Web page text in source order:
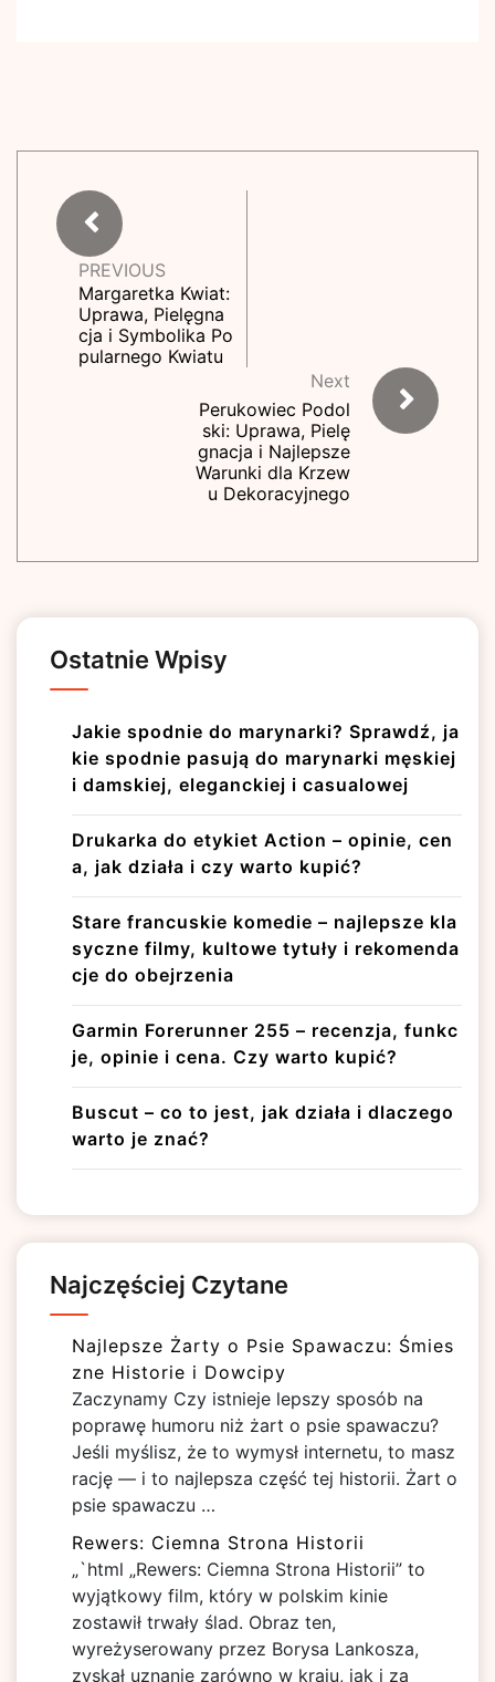
PREVIOUS
Margaretka Kwiat:
Uprawa, Pielęgna
cja i Symbolika Po
pularnego Kwiatu
Next
Perukowiec Podol
ski: Uprawa, Pielę
gnacja i Najlepsze
Warunki dla Krzew
u Dekoracyjnego
Ostatnie Wpisy
Jakie spodnie do marynarki? Sprawdź, ja
kie spodnie pasują do marynarki męskiej
i damskiej, eleganckiej i casualowej
Drukarka do etykiet Action – opinie, cen
a, jak działa i czy warto kupić?
Stare francuskie komedie – najlepsze kla
syczne filmy, kultowe tytuły i rekomenda
cje do obejrzenia
Garmin Forerunner 255 – recenzja, funkc
je, opinie i cena. Czy warto kupić?
Buscut – co to jest, jak działa i dlaczego
warto je znać?
Najczęściej Czytane
Najlepsze Żarty o Psie Spawaczu: Śmies
zne Historie i Dowcipy
Zaczynamy Czy istnieje lepszy sposób na
poprawę humoru niż żart o psie spawaczu?
Jeśli myślisz, że to wymysł internetu, to masz
rację — i to najlepsza część tej historii. Żart o
psie spawaczu …
Rewers: Ciemna Strona Historii
„`html „Rewers: Ciemna Strona Historii” to
wyjątkowy film, który w polskim kinie
zostawił trwały ślad. Obraz ten,
wyreżyserowany przez Borysa Lankosza,
zyskał uznanie zarówno w kraju, jak i za